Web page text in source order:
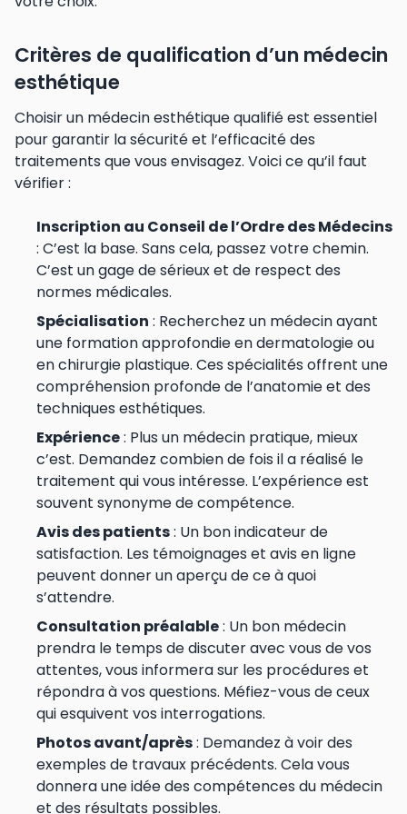
Critères de qualification d’un médecin
esthétique
Choisir un médecin esthétique qualifié est essentiel
pour garantir la sécurité et l’efficacité des
traitements que vous envisagez. Voici ce qu’il faut
vérifier :
Inscription au Conseil de l’Ordre des Médecins
: C’est la base. Sans cela, passez votre chemin.
C’est un gage de sérieux et de respect des
normes médicales.
Spécialisation : Recherchez un médecin ayant
une formation approfondie en dermatologie ou
en chirurgie plastique. Ces spécialités offrent une
compréhension profonde de l’anatomie et des
techniques esthétiques.
Expérience: Plus un médecin pratique, mieux
c’est. Demandez combien de fois il a réalisé le
traitement qui vous intéresse. L’expérience est
souvent synonyme de compétence.
Avis des patients: Un bon indicateur de
satisfaction. Les témoignages et avis en ligne
peuvent donner un aperçu de ce à quoi
s’attendre.
Consultation préalable: Un bon médecin
prendra le temps de discuter avec vous de vos
attentes, vous informera sur les procédures et
répondra à vos questions. Méfiez-vous de ceux
qui esquivent vos interrogations.
Photos avant/après: Demandez à voir des
exemples de travaux précédents. Cela vous
donnera une idée des compétences du médecin
et des résultats possibles.